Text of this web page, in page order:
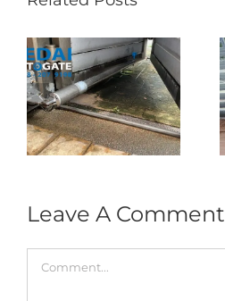
Autogate USJ –
Tukar 1 Unit OAE
333A Arm
Autogate
Leave A Comment